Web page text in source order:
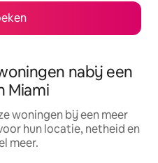
nabij een
Miami
woningen bij een meer
hun locatie, netheid en
meer.